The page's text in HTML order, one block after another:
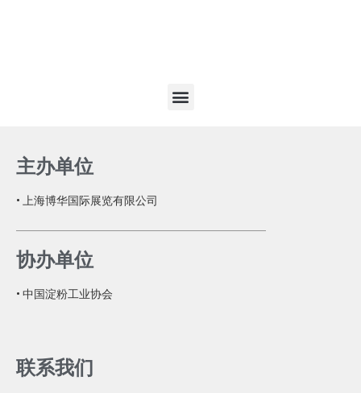
主办单位
• 上海博华国际展览有限公司
协办单位
• 中国淀粉工业协会
联系我们